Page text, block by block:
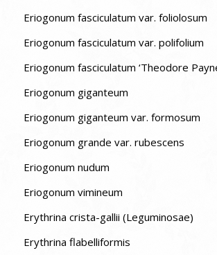
Eriogonum fasciculatum var. foliolosum
Eriogonum fasciculatum var. polifolium
Eriogonum fasciculatum ‘Theodore
Eriogonum giganteum
Eriogonum giganteum var. formosum
Eriogonum grande var. rubescens
Eriogonum nudum
Eriogonum vimineum
Erythrina crista-gallii (Leguminosae)
Erythrina flabelliformis